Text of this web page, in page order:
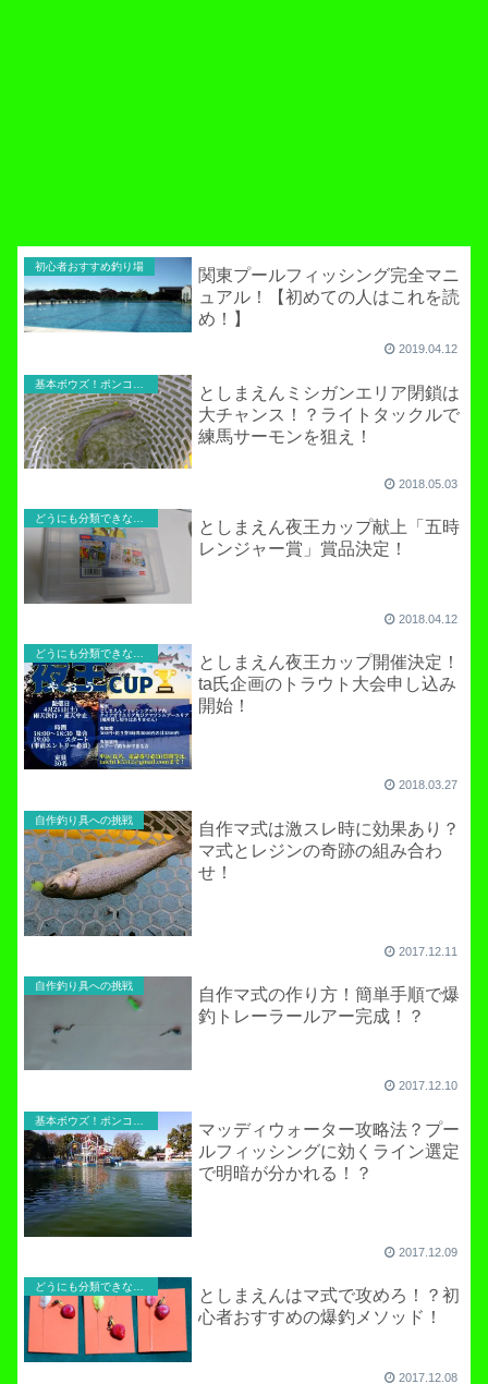
初心者おすすめ釣り場
関東プールフィッシング完全マニ
ュアル！【初めての人はこれを読
め！】
2019.04.12
としまえんミシガンエリア閉鎖は
大チャンス！？ライトタックルで
練馬サーモンを狙え！
2018.05.03
どうにも分類できないお役立ち記事！
としまえん夜王カップ献上「五時
レンジャー賞」賞品決定！
2018.04.12
としまえん夜王カップ開催決定！
ta氏企画のトラウト大会申し込み
開始！
2018.03.27
自作釣り具への挑戦
自作マ式は激スレ時に効果あり？
マ式とレジンの奇跡の組み合わ
せ！
2017.12.11
自作釣り具への挑戦
自作マ式の作り方！簡単手順で爆
釣トレーラールアー完成！？
2017.12.10
マッディウォーター攻略法？プー
ルフィッシングに効くライン選定
で明暗が分かれる！？
2017.12.09
としまえんはマ式で攻めろ！？初
心者おすすめの爆釣メソッド！
2017.12.08